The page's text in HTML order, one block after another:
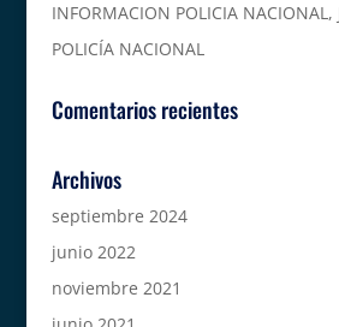
INFORMACION POLICIA NACIONAL,
POLICÍA NACIONAL
Comentarios recientes
Archivos
septiembre 2024
junio 2022
noviembre 2021